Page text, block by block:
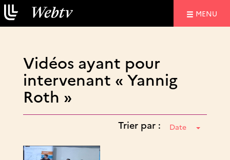
MENU
Vidéos ayant pour
intervenant « Yannig
Roth »
Trier par : Date